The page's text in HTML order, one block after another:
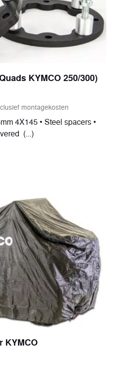
KYMCO 250/300)
montagekosten
4X145 • Steel spacers •
(...)
KYMCO